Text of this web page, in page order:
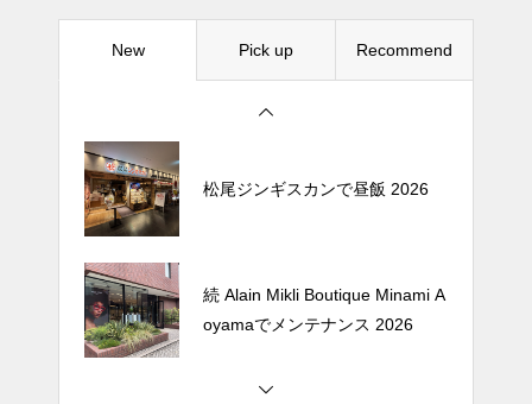
New Pick up Recommend
牛兵衛 草庵 西武渋谷が閉店する
ので最後の昼飯 2026
松尾ジンギスカンで昼飯 2026
続 Alain Mikli Boutique Minami A
oyamaでメンテナンス 2026